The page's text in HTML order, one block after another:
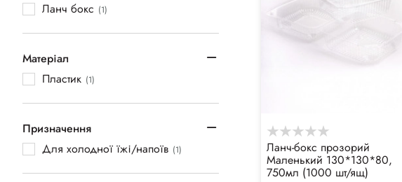
Ланч бокс (1)
Матеріал
Пластик (1)
Призначення
Для холодної їжі/напоїв (1) Ланч-бокс прозорий
Маленький 130*130*80,
750мл (1000 шт/ящ)